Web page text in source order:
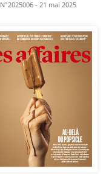
N°2025006 - 21 mai 2025